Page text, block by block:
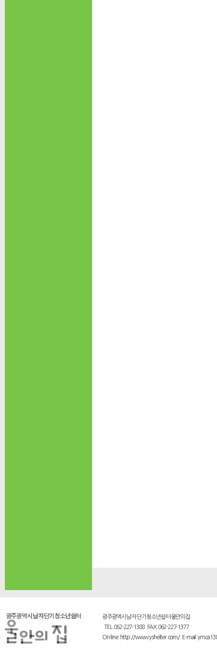
광주광역시 남자 단기 청소년쉼터 울안의집
TEL.062-227-1388 FAX.062-227-1377
On-line : http://www.yshelter.com/ E-mail :